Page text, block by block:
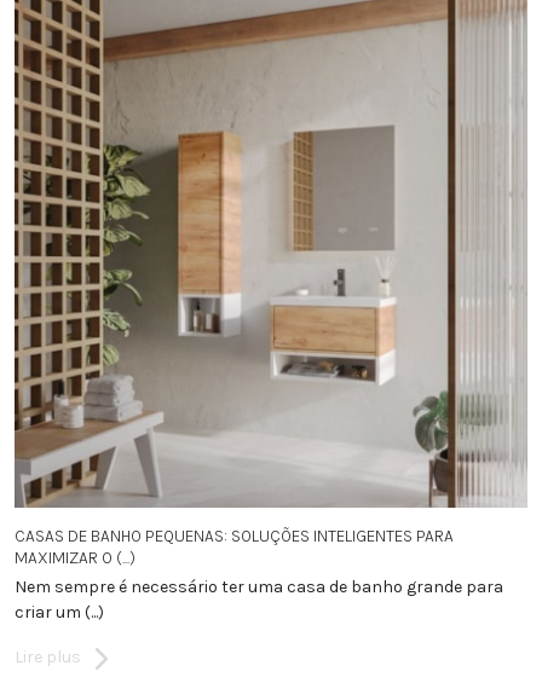
CASAS DE BANHO PEQUENAS: SOLUÇÕES INTELIGENTES PARA
MAXIMIZAR O (...)
Nem sempre é necessário ter uma casa de banho grande para
criar um (...)
Lire plus